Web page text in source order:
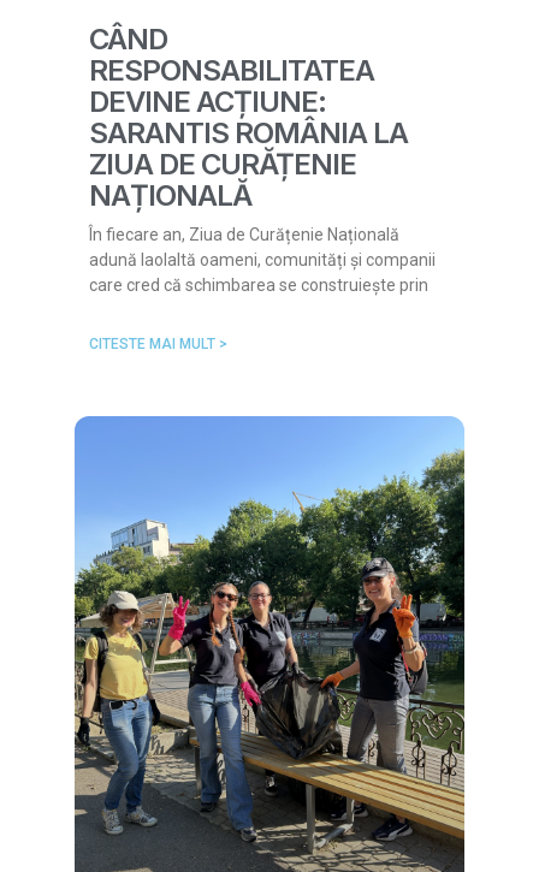
CÂND
RESPONSABILITATEA
DEVINE ACȚIUNE:
SARANTIS ROMÂNIA LA
ZIUA DE CURĂȚENIE
NAȚIONALĂ
În fiecare an, Ziua de Curățenie Națională
adună laolaltă oameni, comunități și companii
care cred că schimbarea se construiește prin
CITESTE MAI MULT >